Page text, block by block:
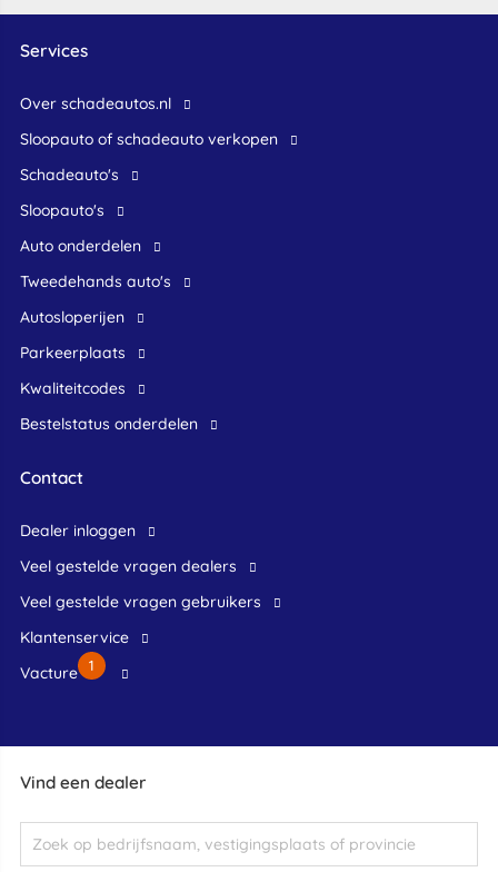
Vind een dealer
Services
Over schadeautos.nl
Sloopauto of schadeauto verkopen
Schadeauto's
Sloopauto's
Auto onderdelen
Tweedehands auto's
Autosloperijen
Parkeerplaats
Kwaliteitcodes
Bestelstatus onderdelen
Contact
dealer inloggen
veel gestelde vragen dealers
veel gestelde vragen gebruikers
klantenservice
Vacture
1